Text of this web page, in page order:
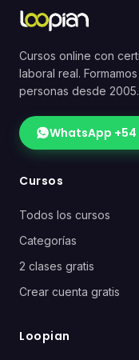
Cursos online con
laboral real.
personas desde 2005.
WhatsApp +54
Cursos
Todos los cursos
Categorías
2 clases gratis
Crear cuenta gratis
Loopian